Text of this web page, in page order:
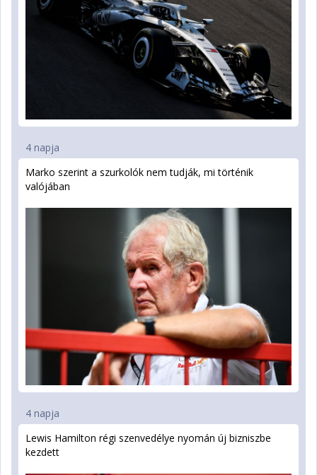
4 napja
Marko szerint a szurkolók nem tudják, mi történik
valójában
4 napja
Lewis Hamilton régi szenvedélye nyomán új bizniszbe
kezdett